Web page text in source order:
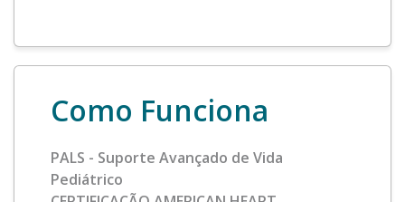
Como Funciona
PALS - Suporte Avançado de Vida
Pediátrico